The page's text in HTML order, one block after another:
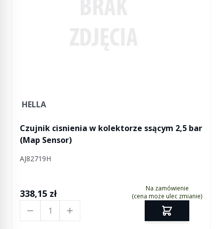
HELLA
Czujnik cisnienia w kolektorze ssącym 2,5 bar
(Map Sensor)
AJ82719H
338,15 zł
Na zamówienie
(cena może ulec zmianie)